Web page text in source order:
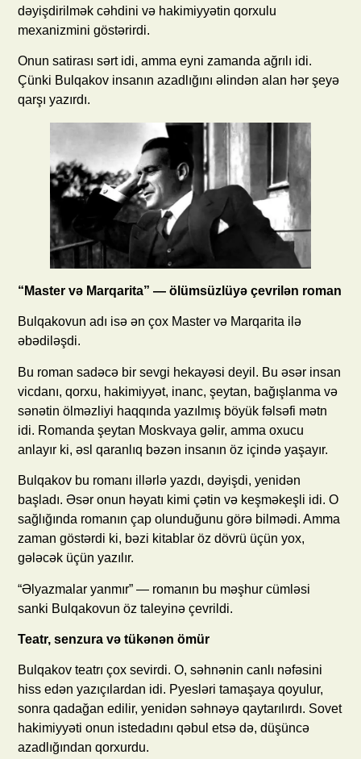
dəyişdirilmək cəhdini və hakimiyyətin qorxulu
mexanizmini göstərirdi.
Onun satirası sərt idi, amma eyni zamanda ağrılı idi.
Çünki Bulqakov insanın azadlığını əlindən alan hər şeyə
qarşı yazırdı.
“Master və Marqarita” — ölümsüzlüyə çevrilən roman
Bulqakovun adı isə ən çox Master və Marqarita ilə
əbədiləşdi.
Bu roman sadəcə bir sevgi hekayəsi deyil. Bu əsər insan
vicdanı, qorxu, hakimiyyət, inanc, şeytan, bağışlanma və
sənətin ölməzliyi haqqında yazılmış böyük fəlsəfi mətn
idi. Romanda şeytan Moskvaya gəlir, amma oxucu
anlayır ki, əsl qaranlıq bəzən insanın öz içində yaşayır.
Bulqakov bu romanı illərlə yazdı, dəyişdi, yenidən
başladı. Əsər onun həyatı kimi çətin və keşməkeşli idi. O
sağlığında romanın çap olunduğunu görə bilmədi. Amma
zaman göstərdi ki, bəzi kitablar öz dövrü üçün yox,
gələcək üçün yazılır.
“Əlyazmalar yanmır” — romanın bu məşhur cümləsi
sanki Bulqakovun öz taleyinə çevrildi.
Teatr, senzura və tükənən ömür
Bulqakov teatrı çox sevirdi. O, səhnənin canlı nəfəsini
hiss edən yazıçılardan idi. Pyesləri tamaşaya qoyulur,
sonra qadağan edilir, yenidən səhnəyə qaytarılırdı. Sovet
hakimiyyəti onun istedadını qəbul etsə də, düşüncə
azadlığından qorxurdu.